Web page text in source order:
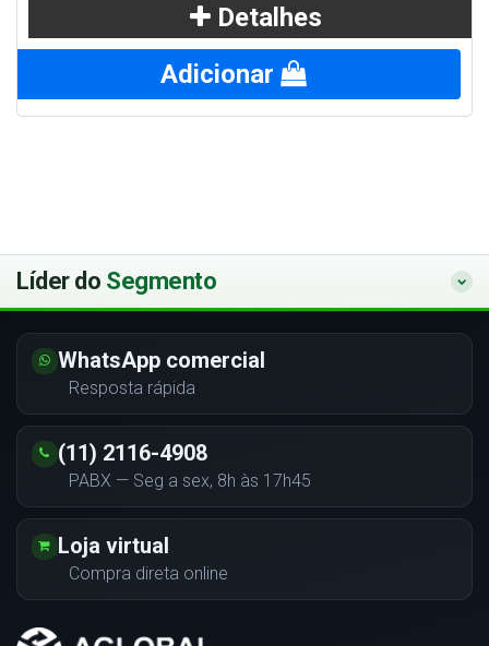
Detalhes
Adicionar
Líder do Segmento
WhatsApp comercial
Resposta rápida
(11) 2116-4908
PABX — Seg a sex, 8h às 17h45
Loja virtual
Compra direta online